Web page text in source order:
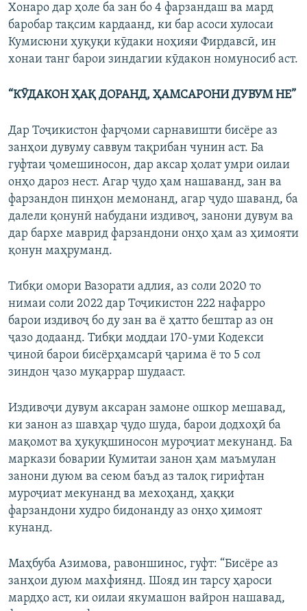
Хонаро дар ҳоле ба зан бо 4 фарзандаш ва мард
баробар тақсим кардаанд, ки бар асоси хулосаи
Кумисюни ҳуқуқи кӯдаки ноҳияи Фирдавсӣ, ин
хонаи танг барои зиндагии кӯдакон номуносиб аст.
“КӮДАКОН ҲАҚ ДОРАНД, ҲАМСАРОНИ ДУВУМ НЕ”
Дар Тоҷикистон фарҷоми сарнавишти бисёре аз
занҳои дувуму саввум тақрибан чунин аст. Ба
гуфтаи ҷомешиносон, дар аксар ҳолат умри оилаи
онҳо дароз нест. Агар ҷудо ҳам нашаванд, зан ва
фарзандон пинҳон мемонанд, агар ҷудо шаванд, ба
далели қонунӣ набудани издивоҷ, занони дувум ва
дар бархе маврид фарзандони онҳо ҳам аз ҳимояти
қонун маҳруманд.
Тибқи омори Вазорати адлия, аз соли 2020 то
нимаи соли 2022 дар Тоҷикистон 222 нафарро
барои издивоҷ бо ду зан ва ё ҳатто бештар аз он
ҷазо додаанд. Тибқи моддаи 170-уми Кодекси
ҷиноӣ барои бисёрҳамсарӣ ҷарима ё то 5 сол
зиндон ҷазо муқаррар шудааст.
Издивоҷи дувум аксаран замоне ошкор мешавад,
ки занон аз шавҳар ҷудо шуда, барои додхоҳӣ ба
мақомот ва ҳуқуқшиносон муроҷиат мекунанд. Ба
маркази боварии Кумитаи занон ҳам маъмулан
занони дуюм ва сеюм баъд аз талоқ гирифтан
муроҷиат мекунанд ва мехоҳанд, ҳаққи
фарзандони худро бидонанду аз онҳо ҳимоят
кунанд.
Маҳбуба Азимова, равоншинос, гуфт: “Бисёре аз
занҳои дуюм махфиянд. Шояд ин тарсу ҳароси
мардҳо аст, ки оилаи якумашон вайрон нашавад,